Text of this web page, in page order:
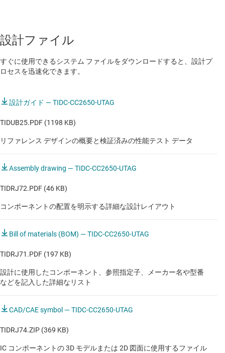
温度センサ・パッチ
設計ファイル
すぐに使用できるシステム ファイルをダウンロードすると、設計プ
ロセスを迅速化できます。
設計ガイド — TIDC-CC2650-UTAG
TIDUB25.PDF (1198 KB)
リファレンス デザインの概要と検証済みの性能テスト データ
Assembly drawing — TIDC-CC2650-UTAG
TIDRJ72.PDF (46 KB)
コンポーネントの配置を明示する詳細な設計レイアウト
Bill of materials (BOM) — TIDC-CC2650-UTAG
TIDRJ71.PDF (197 KB)
設計に使用したコンポーネント、参照指定子、メーカー名や型番
などを記入した詳細なリスト
CAD/CAE symbol — TIDC-CC2650-UTAG
TIDRJ74.ZIP (369 KB)
IC コンポーネントの 3D モデルまたは 2D 図面に使用するファイル